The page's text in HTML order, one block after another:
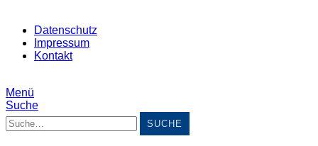
Datenschutz
Impressum
Kontakt
Menü
Suche
Suche